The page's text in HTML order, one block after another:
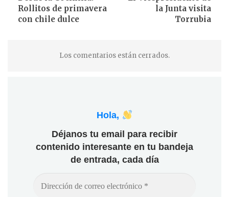
Rollitos de primavera
con chile dulce
la Junta visita
Torrubia
Los comentarios están cerrados.
Hola,
Déjanos tu email para recibir
contenido interesante en tu bandeja
de entrada, cada día